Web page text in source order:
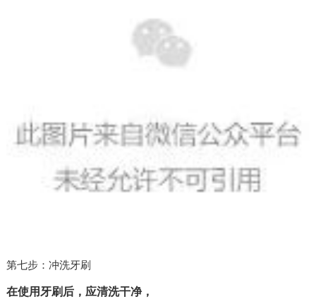
第七步：冲洗牙刷
在使用牙刷后，应清洗干净，